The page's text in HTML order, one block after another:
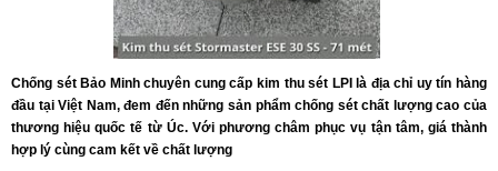
Chống sét Bảo Minh chuyên cung cấp kim thu sét LPI là địa chỉ uy tín hàng
đầu tại Việt Nam, đem đến những sản phẩm chống sét chất lượng cao của
thương hiệu quốc tế từ Úc. Với phương châm phục vụ tận tâm, giá thành
hợp lý cùng cam kết về chất lượng